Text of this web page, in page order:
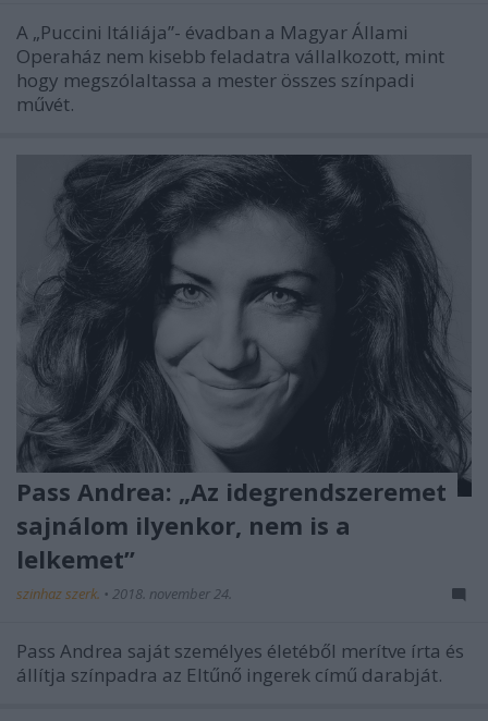
A „Puccini Itáliája”- évadban a Magyar Állami
Operaház nem kisebb feladatra vállalkozott, mint
hogy megszólaltassa a mester összes színpadi
művét.
Pass Andrea: „Az idegrendszeremet
sajnálom ilyenkor, nem is a
lelkemet”
szinhaz szerk. • 2018. november 24.
Pass Andrea saját személyes életéből merítve írta és
állítja színpadra az Eltűnő ingerek című darabját.